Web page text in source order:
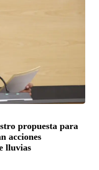
propuesta para
acciones
lluvias